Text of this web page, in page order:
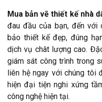
Mua bản vẽ thiết kế nhà
đau đầu của bạn, đến với
bảo thiết kế đẹp, đúng
dịch vụ chât lượng cao.
giám sát công trình trong
liên hệ ngay với chúng tôi
hiện đại tiện nghi xứng
công nghệ hiện tại.